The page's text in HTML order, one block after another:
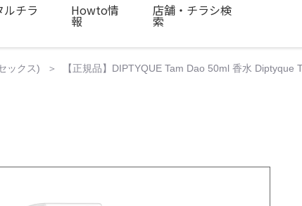
ルチラ Howto情
報
店舗・チラシ検
索
ックス) 【正規品】DIPTYQUE Tam Dao 50ml 香水